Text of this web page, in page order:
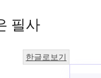
필사
한글로보기